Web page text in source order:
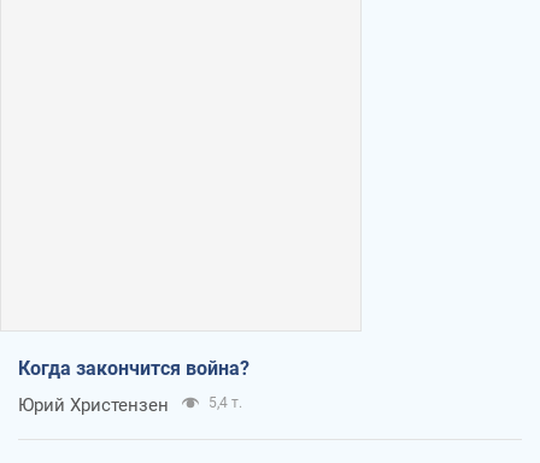
Когда закончится война?
Юрий Христензен 5,4 т.